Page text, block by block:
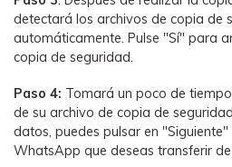
detectará los archivos de copia de
automáticamente. Pulse "Sí" para
copia de seguridad.
Paso 4: Tomará un poco de
de su archivo de copia de
datos, puedes pulsar en
WhatsApp que deseas transferir